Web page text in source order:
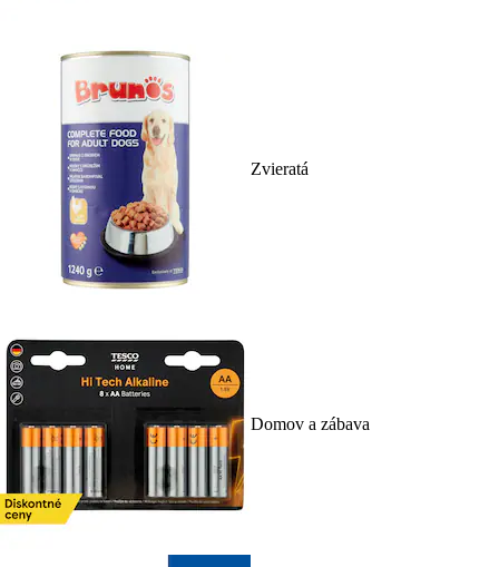
Zvieratá
Domov a zábava